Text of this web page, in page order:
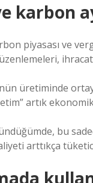
karbon
piyasası ve
üretiminde
artık
bu
arttıkça